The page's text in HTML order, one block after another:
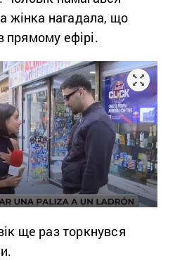
а жінка нагадала, що
прямому ефірі.
ще раз торкнувся